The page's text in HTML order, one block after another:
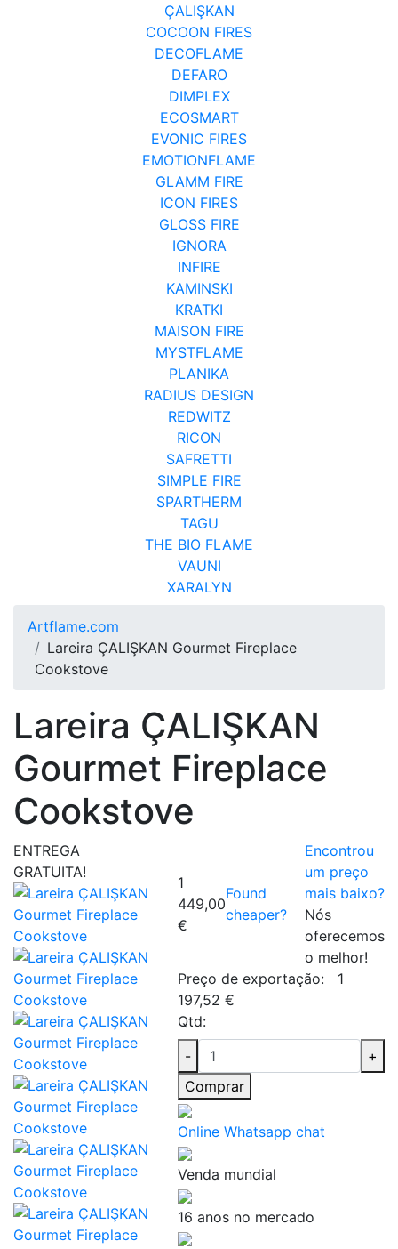
ÇALIŞKAN
COCOON FIRES
DECOFLAME
DEFARO
DIMPLEX
ECOSMART
EVONIC FIRES
EMOTIONFLAME
GLAMM FIRE
ICON FIRES
GLOSS FIRE
IGNORA
INFIRE
KAMINSKI
KRATKI
MAISON FIRE
MYSTFLAME
PLANIKA
RADIUS DESIGN
REDWITZ
RICON
SAFRETTI
SIMPLE FIRE
SPARTHERM
TAGU
THE BIO FLAME
VAUNI
XARALYN
Artflame.com
Lareira ÇALIŞKAN Gourmet Fireplace
Cookstove
Lareira ÇALIŞKAN
Gourmet Fireplace
Cookstove
ENTREGA
GRATUITA!
1
449,00
€
Found
cheaper?
Encontrou
um preço
mais baixo?
Nós
oferecemos
o melhor!
Preço de exportação:
1
197,52 €
Qtd:
-
+
Comprar
Online Whatsapp chat
Venda mundial
16 anos no mercado